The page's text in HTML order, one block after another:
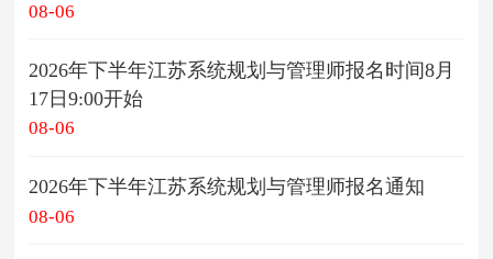
08-06
2026年下半年江苏系统规划与管理师报名时间8月
17日9:00开始
08-06
2026年下半年江苏系统规划与管理师报名通知
08-06